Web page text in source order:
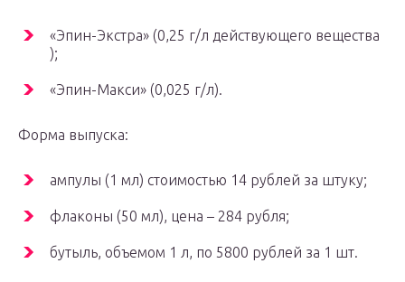
«Эпин-Экстра» (0,25 г/л действующего вещества
);
«Эпин-Макси» (0,025 г/л).
Форма выпуска:
ампулы (1 мл) стоимостью 14 рублей за штуку;
флаконы (50 мл), цена – 284 рубля;
бутыль, объемом 1 л, по 5800 рублей за 1 шт.